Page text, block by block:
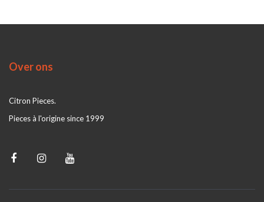
Over ons
Citron Pieces.
Pieces à l'origine since 1999